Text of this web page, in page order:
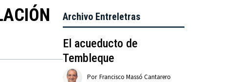
Archivo Entreletras
El acueducto de
Tembleque
Por Francisco Massó Cantarero